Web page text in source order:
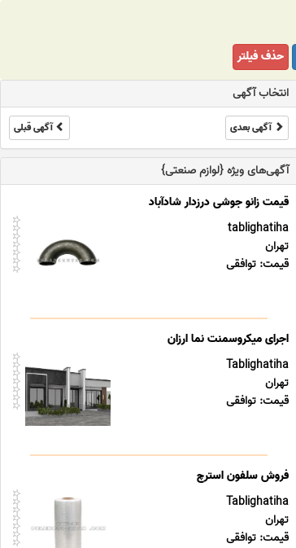
حذف فیلتر
انتخاب آگهی
آگهی بعدی آگهی قبلی
آگهی‌های ویژه {لوازم صنعتی}
قیمت زانو جوشی درزدار شادآباد
tablighatiha
تهران
قیمت: توافقی
اجرای میکروسمنت نما ارزان
Tablighatiha
تهران
قیمت: توافقی
فروش سلفون استرچ
Tablighatiha
تهران
قیمت: توافقی